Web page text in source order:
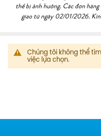
Chúng tôi không thể
việc lựa chọn.